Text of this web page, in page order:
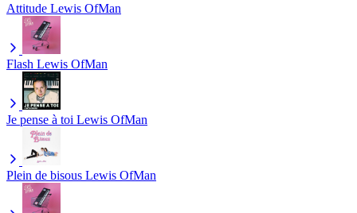
Attitude Lewis OfMan
Flash Lewis OfMan
Je pense à toi Lewis OfMan
Plein de bisous Lewis OfMan